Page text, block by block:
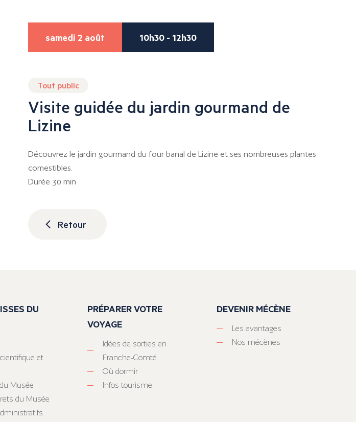
samedi 2 août 10h30 - 12h30
Tout public
Visite guidée du jardin gourmand de
Lizine
Découvrez le jardin gourmand du four banal de Lizine et ses nombreuses plantes
comestibles.
Durée 30 min
Retour
DU
et
Musée
du Musée
PRÉPARER VOTRE
VOYAGE
Idées de sorties en
Franche-Comté
Où dormir
Infos tourisme
DEVENIR MÉCÈNE
Les avantages
Nos mécènes